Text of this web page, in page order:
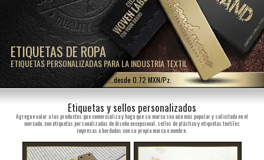
ETIQUETAS DE ROPA
ETIQUETAS PERSONALIZADAS PARA LA INDUSTRIA TEXTIL
...desde 0.72 MXN/Pz.
Etiquetas y sellos personalizados
Agregue valor a los productos que comercializa y haga que su marca sea aún más popular y solicitada en el
mercado, con etiquetas personalizadas de diseño excepcional, sellos de plástico y etiquetas textiles
impresas o bordadas con su propia marca o nombre.